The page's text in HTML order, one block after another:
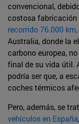
convencional,
costosa fabricación
recorrido 76.000
Australia, donde la
carbono europea,
final de su vida útil.
podría ser que, a
coches térmicos
Pero, además, se
vehículos en España